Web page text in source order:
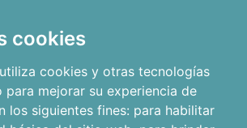
cookies
cookies y otras tecnologías
para mejorar su experiencia de
los siguientes fines: para habilitar